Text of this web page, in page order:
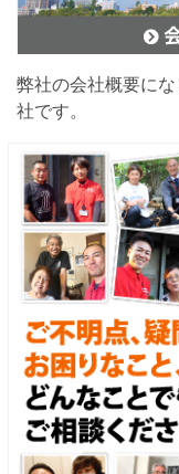
弊社の会社概要に
社です。